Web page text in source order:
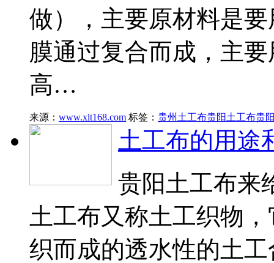
做），主要原材料是
膜通过复合而成，主
高…
来源： www.xlt168.com 标签： 贵州土工布贵阳土工布贵
土工布的用途
贵阳土工布来
土工布又称土工织物
织而成的透水性的土